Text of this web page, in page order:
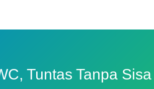
Tuntas Tanpa Sisa